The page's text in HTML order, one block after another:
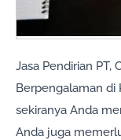
Jasa Pendirian PT,
Berpengalaman di
sekiranya Anda
Anda juga